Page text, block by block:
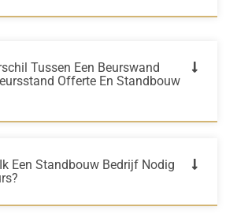
Tussen Een Beurswand
Offerte En Standbouw
Een Standbouw Bedrijf Nodig